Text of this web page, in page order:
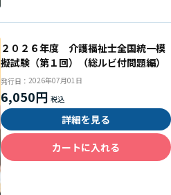
２０２６年度 介護福祉士全国統一模
擬試験（第１回）（総ルビ付問題編）
発行日： 2026年07月01日
6,050円
詳細を見る
カートに入れる